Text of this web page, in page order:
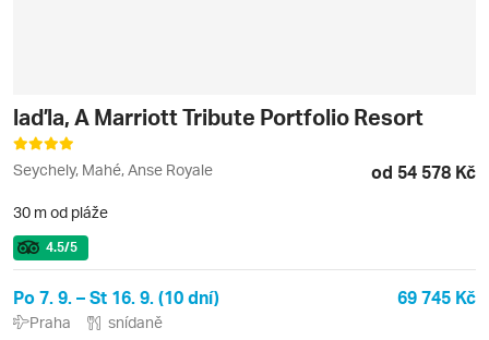
laďla, A Marriott Tribute Portfolio Resort
Seychely, Mahé, Anse Royale od 54 578 Kč
30 m od pláže
4.5/5
Po 7. 9. – St 16. 9. (10 dní) 69 745 Kč
Praha snídaně